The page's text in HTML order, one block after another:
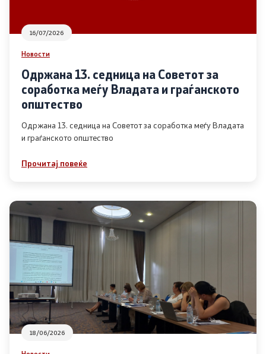
Извештаи
Список на ОЈИ
Контакт
Контакт
Линкови
Изјава за пристапност
Со еден клик до сите услуги
16/07/2026
Новости
Одржана 13. седница на Советот за
соработка меѓу Владата и граѓанското
општество
Одржана 13. седница на Советот за соработка меѓу Владата
и граѓанското општество
Прочитај повеќе
18/06/2026